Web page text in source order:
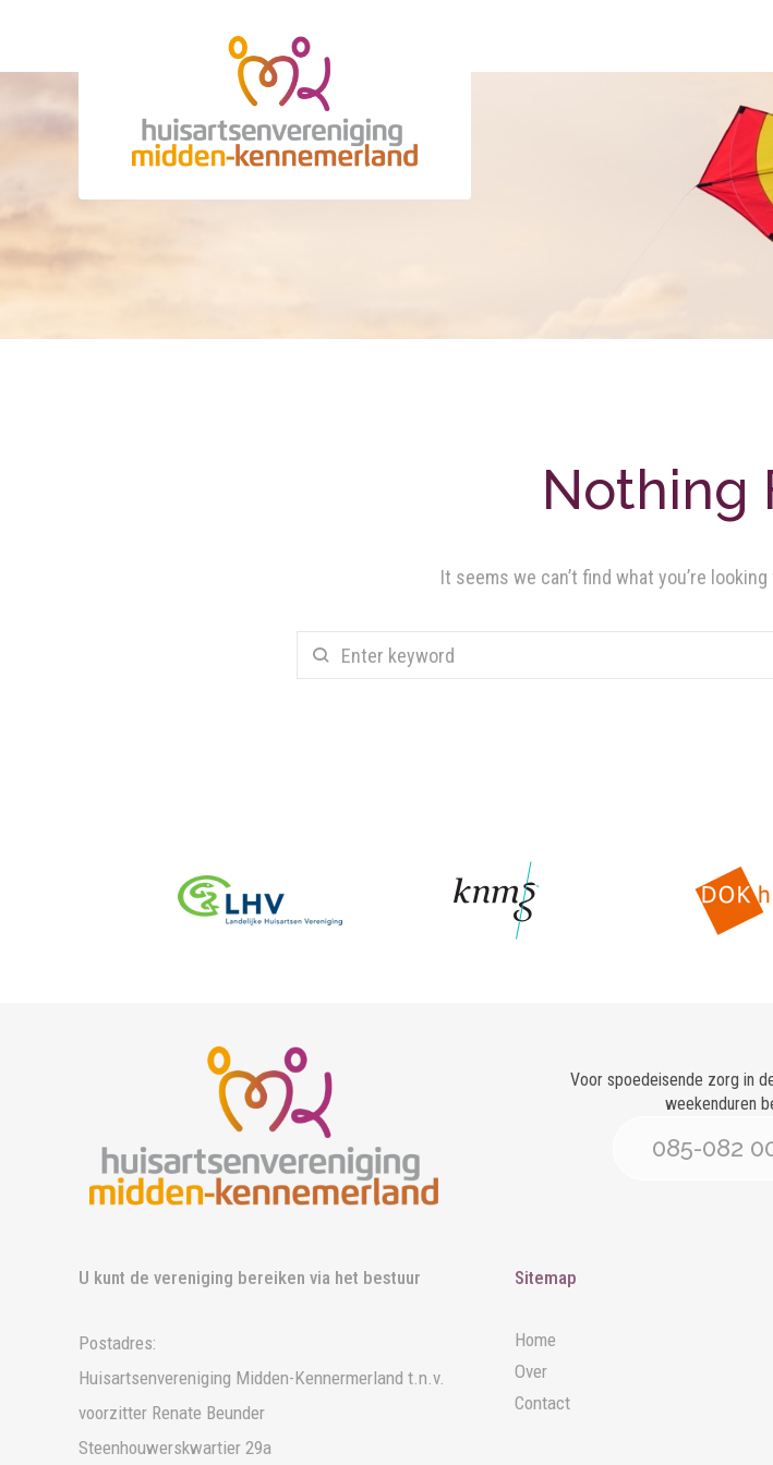
Nothing
It seems we can’t find what you’re
Voor spoedeisende zorg in
weekenduren
085-082
U kunt de vereniging bereiken via het bestuur
Postadres:
Huisartsenvereniging Midden-Kennermerland t.n.v.
voorzitter Renate Beunder
Steenhouwerskwartier 29a
Sitemap
Home
Over
Contact